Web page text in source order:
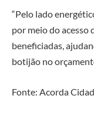
“Pelo lado
por meio do
beneficiadas,
botijão no
Fonte: Acorda